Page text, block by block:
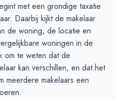
met een grondige taxatie
Daarbij kijkt de makelaar
de woning, de locatie en
woningen in de
om te weten dat de
kan verschillen, en dat het
meerdere makelaars een